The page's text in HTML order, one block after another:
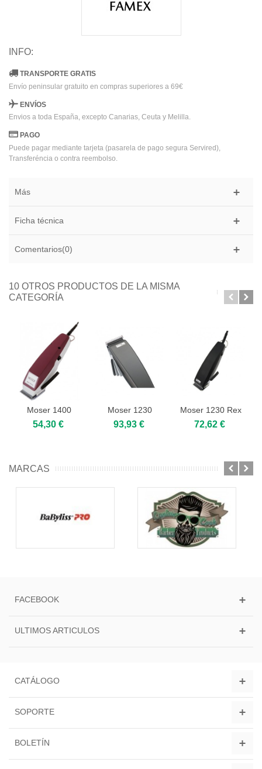
INFO:
TRANSPORTE GRATIS
Envío peninsular gratuito en compras superiores a 69€
ENVÍOS
Envios a toda España, excepto Canarias, Ceuta y Melilla.
PAGO
Puede pagar mediante tarjeta (pasarela de pago segura Servired),
Transferéncia o contra reembolso.
Más
Ficha técnica
Comentarios(0)
10 OTROS PRODUCTOS DE LA MISMA
CATEGORÍA
Moser 1400
54,30 €
Moser 1230
Primat Titanium
93,93 €
Moser 1230 Rex
(12300)
72,62 €
MARCAS
FACEBOOK
ULTIMOS ARTICULOS
CATÁLOGO
SOPORTE
BOLETÍN